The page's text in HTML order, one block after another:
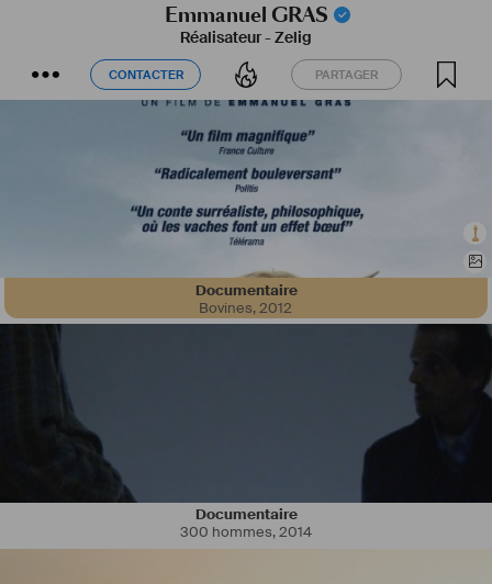
Emmanuel GRAS
Réalisateur-Zelig
CONTACTER PARTAGER
CONTACTER PARTAGER
Documentaire
Bovines,2012
Documentaire
300 hommes,2014